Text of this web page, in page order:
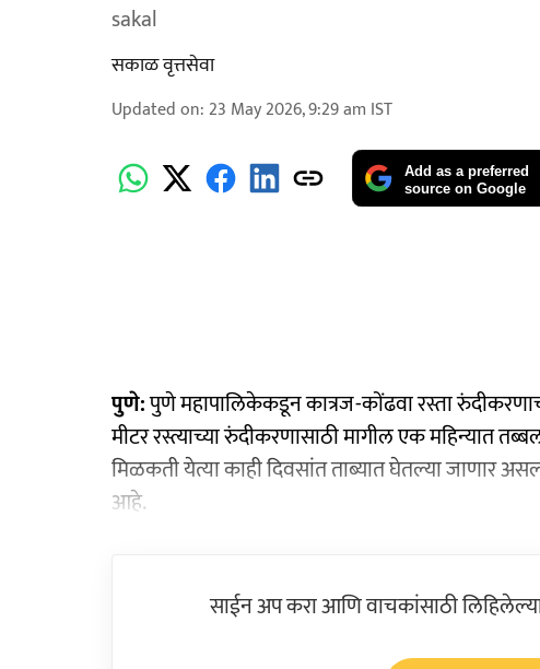
sakal
सकाळ वृत्तसेवा
Updated on: 23 May 2026, 9:29 am IST
Add as a preferred
source on Google
पुणे:पुणे महापालिकेकडून कात्रज-कोंढवा रस्ता
मीटर रस्त्याच्या रुंदीकरणासाठी मागील एक महिन्यात
मिळकती येत्या काही दिवसांत ताब्यात घेतल्या जाणार
आहे.
साईन अप करा आणि वाचकांसाठी